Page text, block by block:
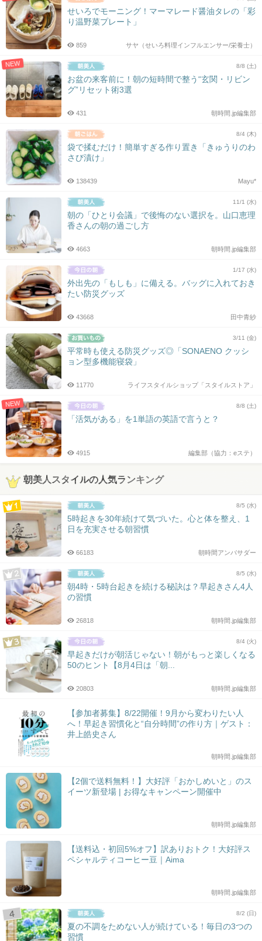
せいろでモーニング！マーマレード醤油タレの「彩
り温野菜プレート」
サヤ（せいろ料理インフルエンサー/栄養士）
859
NEW 8/8 (土)
お盆の来客前に！朝の短時間で整う“玄関・リビン
グ”リセット術3選
朝時間.jp編集部
431
8/4 (木)
袋で揉むだけ！簡単すぎる作り置き「きゅうりのわ
さび漬け」
Mayu*
138439
11/1 (水)
朝の「ひとり会議」で後悔のない選択を。山口恵理
香さんの朝の過ごし方
朝時間.jp編集部
4663
1/17 (水)
外出先の「もしも」に備える。バッグに入れておき
たい防災グッズ
田中青紗
43668
3/11 (金)
平常時も使える防災グッズ◎「SONAENO クッシ
ョン型多機能寝袋」
ライフスタイルショップ「スタイルストア」
11770
NEW 8/8 (土)
「活気がある」を1単語の英語で言うと？
編集部（協力：eステ）
4915
朝美人スタイルの人気ランキング
8/5 (水)
5時起きを30年続けて気づいた。心と体を整え、1
日を充実させる朝習慣
朝時間アンバサダー
66183
8/5 (水)
朝4時・5時台起きを続ける秘訣は？早起きさん4人
の習慣
朝時間.jp編集部
26818
8/4 (火)
早起きだけが朝活じゃない！朝がもっと楽しくなる
50のヒント【8月4日は「朝...
朝時間.jp編集部
20803
【参加者募集】8/22開催！9月から変わりたい人
へ！早起き習慣化と“自分時間”の作り方｜ゲスト：
井上皓史さん
朝時間.jp編集部
【2個で送料無料！】大好評「おかしめいと」のス
イーツ新登場 | お得なキャンペーン開催中
朝時間.jp編集部
【送料込・初回5%オフ】訳ありおトク！大好評ス
ペシャルティコーヒー豆｜Aima
朝時間.jp編集部
8/2 (日)
夏の不調をためない人が続けている！毎日の3つの
習慣